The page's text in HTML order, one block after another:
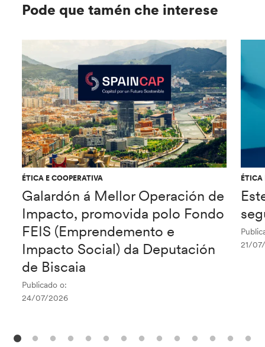
Pode que tamén che interese
ÉTICA E COOPERATIVA
Galardón á Mellor Operación de
Impacto, promovida polo Fondo
FEIS (Emprendemento e
Impacto Social) da Deputación
de Biscaia
Publicado o:
24/07/2026
ÉTICA
21/